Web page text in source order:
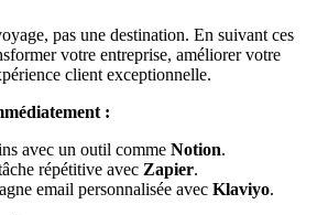
pas une destination. En suivant ces
votre entreprise, améliorer votre
client exceptionnelle.
:
avec un outil comme Notion.
répétitive avec Zapier.
email personnalisée avec Klaviyo.